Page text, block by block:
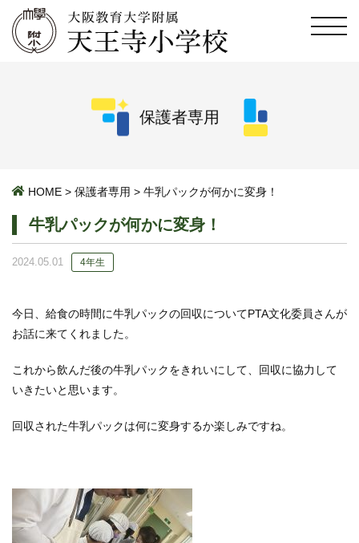
保護者専用
HOME > 保護者専用 > 牛乳パックが何かに変身！
牛乳パックが何かに変身！
2024.05.01 4年生
今日、給食の時間に牛乳パックの回収についてPTA文化委員さんが
お話に来てくれました。
これから飲んだ後の牛乳パックをきれいにして、回収に協力して
いきたいと思います。
回収された牛乳パックは何に変身するか楽しみですね。